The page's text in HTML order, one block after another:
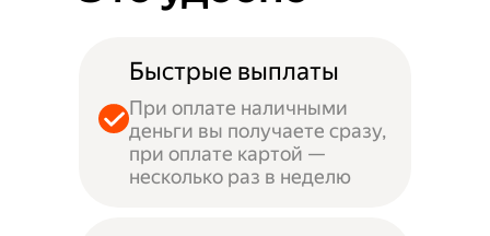
Быстрые выплаты
При оплате наличными
деньги вы получаете сразу,
при оплате картой —
несколько раз в неделю